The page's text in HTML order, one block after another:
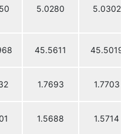
5.0280 5.0302
45.5611 45.5019
1.7693 1.7703
1.5688 1.5714